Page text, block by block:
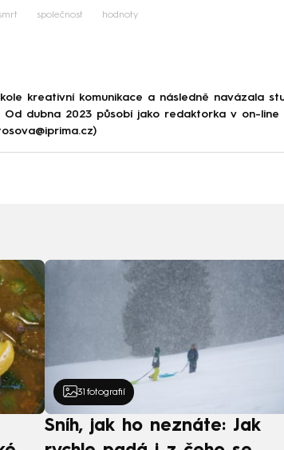
společnost hodnoty
kreativní komunikace a následně navázala
dubna 2023 působí jako redaktorka v on-line
31 fotografií
Sníh, jak ho neznáte: Jak